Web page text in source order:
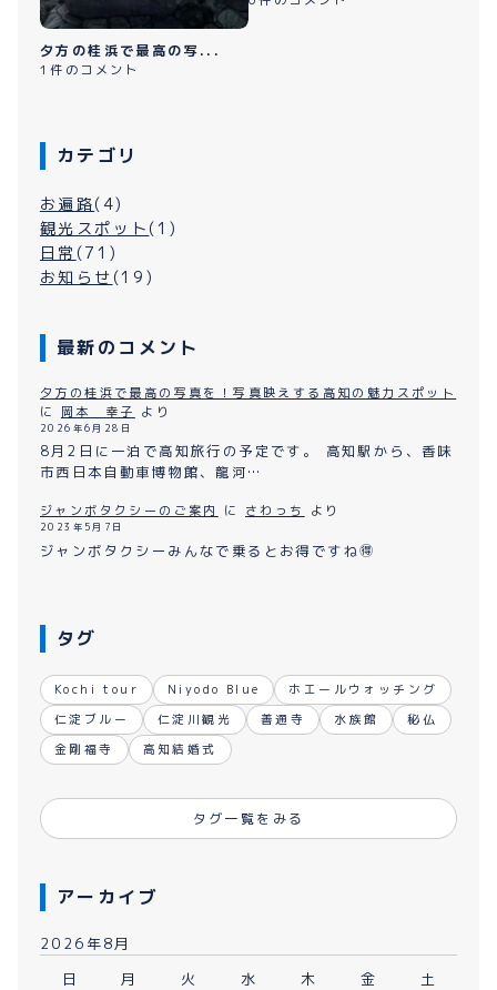
夕方の桂浜で最高の写...
1件のコメント
カテゴリ
お遍路(4)
観光スポット (1)
日常 (71)
お知らせ (19)
最新のコメント
夕方の桂浜で最高の写真を！写真映えする高知の魅力スポット
に 岡本 幸子 より
2026年6月28日
8月2日に一泊で高知旅行の予定です。 高知駅から、香味
市西日本自動車博物館、龍河…
ジャンボタクシーのご案内 に さわっち より
2023年5月7日
ジャンボタクシーみんなで乗るとお得ですね🉐
タグ
Kochi tour Niyodo Blue
ホエールウォッチング
仁淀ブルー
仁淀川観光 善通寺 水族館
秘仏
金剛福寺
高知結婚式
タグ一覧をみる
アーカイブ
2026年8月
日
月 火 水 木 金 土